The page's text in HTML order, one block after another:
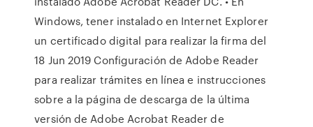
Windows, tener instalado en Internet Explorer
un certificado digital para realizar la firma del
18 Jun 2019 Configuración de Adobe Reader
para realizar trámites en línea e instrucciones
sobre a la página de descarga de la última
versión de Adobe Acrobat Reader de